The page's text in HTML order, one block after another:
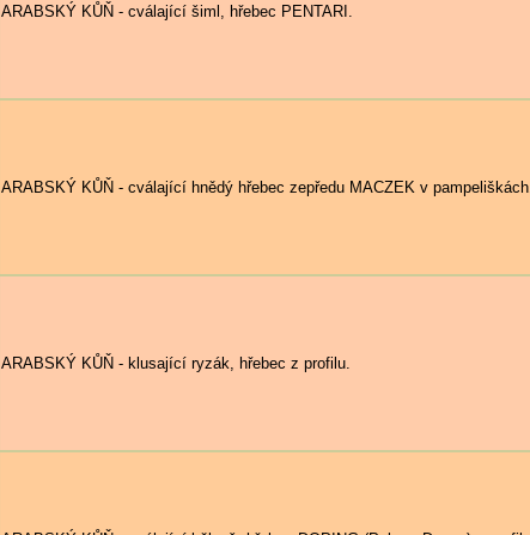
ARABSKÝ KŮŇ - cválající šiml, hřebec PENTARI.
ARABSKÝ KŮŇ - cválající hnědý hřebec zepředu MACZEK v pampeliškách.
ARABSKÝ KŮŇ - klusající ryzák, hřebec z profilu.